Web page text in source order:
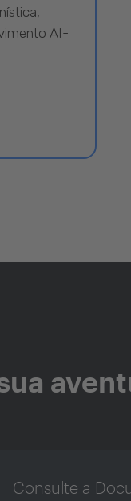
AI-
Consulte a